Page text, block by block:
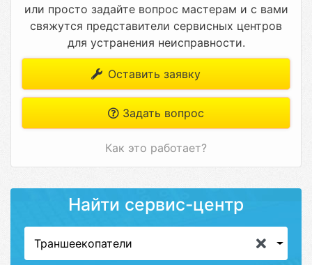
или просто задайте вопрос мастерам и с вами
свяжутся представители сервисных центров
для устранения неисправности.
Оставить заявку
Задать вопрос
Как это работает?
Найти сервис-центр
Траншеекопатели